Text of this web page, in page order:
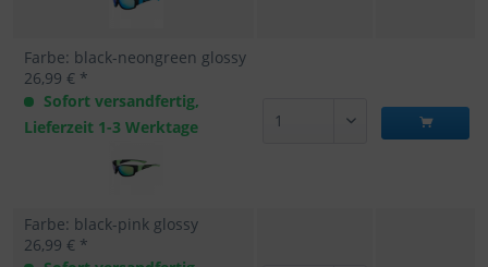
Farbe: black-neongreen glossy
26,99 € *
Sofort versandfertig,
Lieferzeit 1-3 Werktage
Farbe: black-pink glossy
26,99 € *